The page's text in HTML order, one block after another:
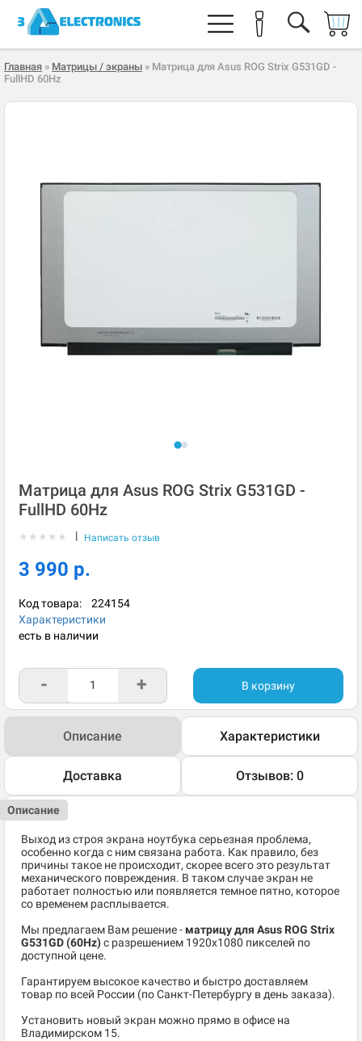
Главная » Матрицы / экраны » Матрица для Asus ROG Strix G531GD -
FullHD 60Hz
Матрица для Asus ROG Strix G531GD -
FullHD 60Hz
★ ★ ★ ★ ★ | Написать отзыв
3 990 р.
Код товара: 224154
Характеристики
есть в наличии
- + В корзину
Описание Характеристики
Доставка Отзывов: 0
Описание
Выход из строя экрана ноутбука серьезная проблема,
особенно когда с ним связана работа. Как правило, без
причины такое не происходит, скорее всего это результат
механического повреждения. В таком случае экран не
работает полностью или появляется темное пятно, которое
со временем расплывается.
Мы предлагаем Вам решение - матрицу для Asus ROG Strix
G531GD (60Hz)c разрешением 1920x1080 пикселей по
доступной цене.
Гарантируем высокое качество и быстро доставляем
товар по всей России (по Санкт-Петербургу в день заказа).
Установить новый экран можно прямо в офисе на
Владимирском 15.